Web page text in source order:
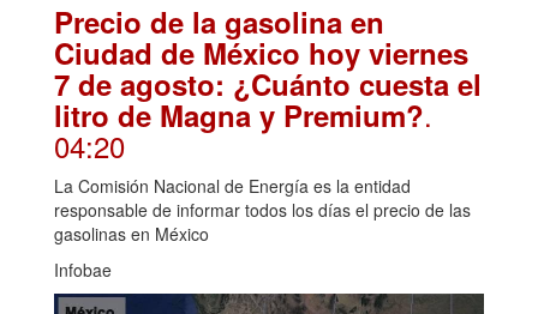
Precio de la gasolina en
Ciudad de México hoy viernes
7 de agosto: ¿Cuánto cuesta el
litro de Magna y Premium?.
04:20
La Comisión Nacional de Energía es la entidad
responsable de informar todos los días el precio de las
gasolinas en México
Infobae